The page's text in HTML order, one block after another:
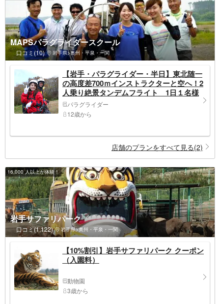
MAPSパラグライダースクール
口コミ(10) 岩手県>奥州・平泉・一関
【岩手・パラグライダー・半日】東北随一
の高度差700ｍインストラクターと空へ！2
人乗り絶景タンデムフライト 1日１名様
限定（同グループ内のみ２名様まで対応）
パラグライダー
12歳から
店舗のプランをすべて見る(2)
16,000 人以上が体験！
岩手サファリパーク
口コミ(1,122) 岩手県>奥州・平泉・一関
【10%割引】岩手サファリパーク クーポン
（入園料）
動物園
3歳から